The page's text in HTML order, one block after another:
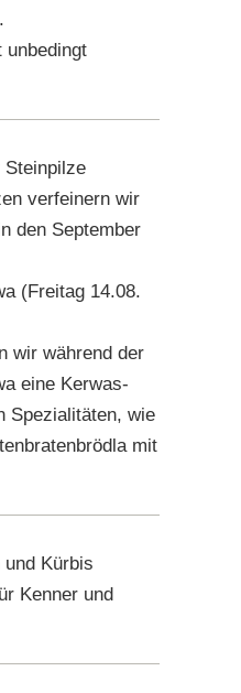
unbedingt
Steinpilze
verfeinern wir
den September
(Freitag 14.08.
wir während der
eine Kerwas-
Spezialitäten, wie
mit
und Kürbis
Kenner und